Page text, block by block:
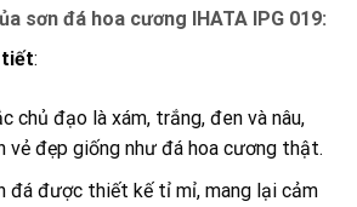
sơn đá hoa cương IHATA IPG 019:
tiết:
chủ đạo là xám, trắng, đen và nâu,
vẻ đẹp giống như đá hoa cương thật.
đá được thiết kế tỉ mỉ, mang lại cảm